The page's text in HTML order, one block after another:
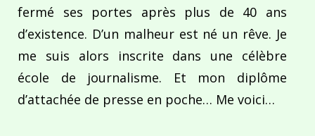
fermé ses portes après plus de 40 ans
d’existence. D’un malheur est né un rêve. Je
me suis alors inscrite dans une célèbre
école de journalisme. Et mon diplôme
d’attachée de presse en poche… Me voici…